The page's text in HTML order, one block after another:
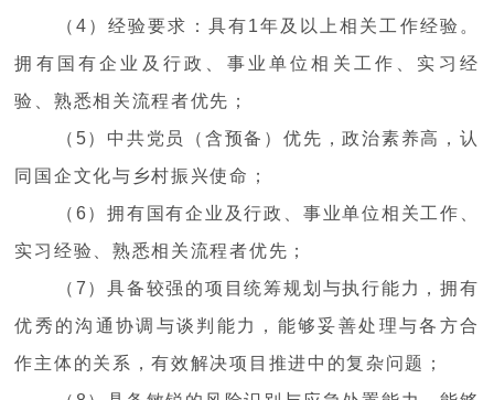
（4）经验要求：具有1年及以上相关工作经验。
拥有国有企业及行政、事业单位相关工作、实习经
验、熟悉相关流程者优先；
（5）中共党员（含预备）优先，政治素养高，认
同国企文化与乡村振兴使命；
（6）拥有国有企业及行政、事业单位相关工作、
实习经验、熟悉相关流程者优先；
（7）具备较强的项目统筹规划与执行能力，拥有
优秀的沟通协调与谈判能力，能够妥善处理与各方合
作主体的关系，有效解决项目推进中的复杂问题；